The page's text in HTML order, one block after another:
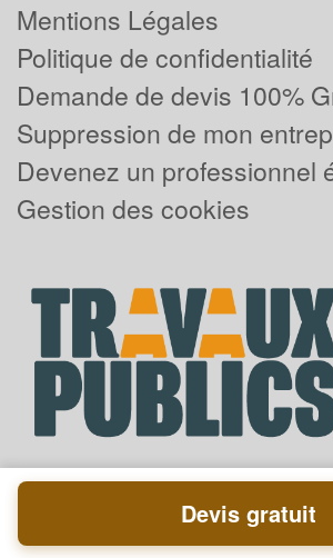
Mentions Légales
Politique de confidentialité
Demande de devis 100%
Suppression de mon
Devenez un professionnel
Gestion des cookies
Powered byPlus que pro
Devis gratuit